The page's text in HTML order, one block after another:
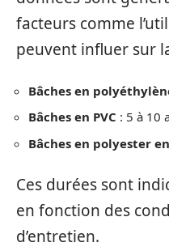
facteurs comme
peuvent influer sur
Bâches en
Bâches en PVC : 5 à 10
Bâches en polyester
Ces durées sont
en fonction des
d’entretien.